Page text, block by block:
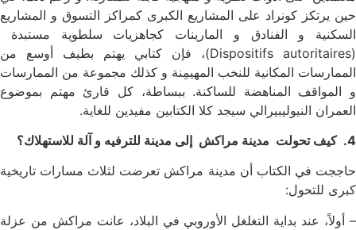
حين يرتكز كونراد على المشاريع الكبرى كمراكز التسوق و المشاريع
السكنية و الفنادق و المارينات كجاهزيات سلطوية مستبدة
(Dispositifs autoritaires)، فإن كتابي يهتم بطيف أوسع من
الممارسات المكانية للنخب المهيمِنة و كذلك مجموعة من الممارسات
و المواقف المناهضة للساكنة. ببساطة، كل قارئ مهتم بموضوع
العمران النيوليبيرالي سيجد كلا الكتابين مفيدين للغاية.
4. كيف تحولت مدينة مراكش إلى مدينة للترفيه و آلة للاستهلاك؟
حاججت في الكتاب أن مدينة مراكش تعرضت لثلاث مسارات تاريخية
كبرى للتحول:
– أولاً، عند بداية التغلغل الأوروبي في البلاد، عانت مراكش من عزلة